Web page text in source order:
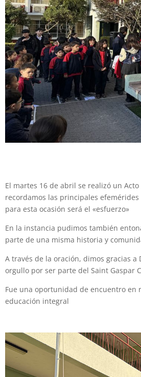
El martes 16 de abril se realizó un
recordamos las principales
para esta ocasión será el «esfuerzo»
En la instancia pudimos también
parte de una misma historia y
A través de la oración, dimos gracias
orgullo por ser parte del Saint Gaspar
Fue una oportunidad de encuentro
educación integral